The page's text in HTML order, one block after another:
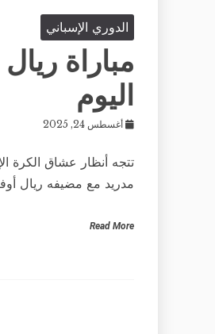
الدوري الإسباني
مباراة
اليوم
أغسطس 24, 2025
مدريد مع مضيفه ريال
Read More